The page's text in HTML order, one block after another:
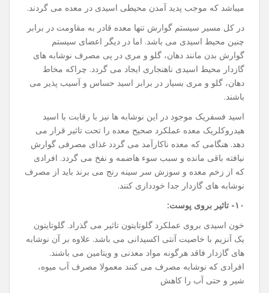
میباشد که موجب پدید آمدن محیطی اسیدی در معده می گردند.
در کل مسیر سیستم گوارش تنها معده قادر به مقاومت در برابر
چنین محیط اسیدی می باشد. اما در دیگر اعضای سیستم
گوارش بدن مانند دهان، گلو و مری در پی مصرف نوشابه های
گازدار محیط اسیدی ناهنجاری ایجاد می گردد. چراکه مخاط
دهان، گلو و مری بسیار در برابر اسید حساس و آسیب پذیر می
باشند.
اسید فسفریک موجود در این نوشابه ها نیز با رقابت با اسید
هیدروکلریک معده عملکرد صحیح معده را تحت تاثیر قرار می
دهد. هنگامی که معده ناکارآمد می گردد غذای مصرفی گوارش
نیافته باقی مانده و سبب سوء هاضمه و نفخ می گردد. افرادی
که از زخم معده و سوزش سر سینه رنج می برند باید از مصرف
نوشابه های گازدار جدا خودداری کنند.
۱۰- تاثیر بروی پوست:
خون اسیدی بروی عملکرد گلوتایتون تاثیر می گذراد. گلوتایتون
یک آنزیم با خاصیت آنتی اکسیدانی می باشد. علاوه بر آن نوشابه
های گازدار فاقد هرگونه مواد معدنی و ویتامین می باشند.
افرادی که نوشابه مصرف می کنند معمولا مصرف آب میوه،
شیر و حتی آب را کاهش